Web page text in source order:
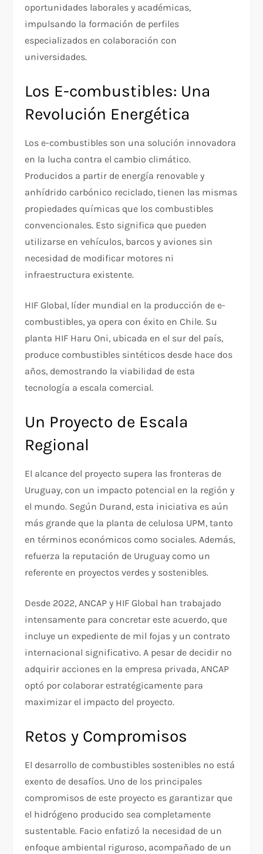
oportunidades laborales y académicas,
impulsando la formación de perfiles
especializados en colaboración con
universidades.
Los E-combustibles: Una
Revolución Energética
Los e-combustibles son una solución innovadora
en la lucha contra el cambio climático.
Producidos a partir de energía renovable y
anhídrido carbónico reciclado, tienen las mismas
propiedades químicas que los combustibles
convencionales. Esto significa que pueden
utilizarse en vehículos, barcos y aviones sin
necesidad de modificar motores ni
infraestructura existente.
HIF Global, líder mundial en la producción de e-
combustibles, ya opera con éxito en Chile. Su
planta HIF Haru Oni, ubicada en el sur del país,
produce combustibles sintéticos desde hace dos
años, demostrando la viabilidad de esta
tecnología a escala comercial.
Un Proyecto de Escala
Regional
El alcance del proyecto supera las fronteras de
Uruguay, con un impacto potencial en la región y
el mundo. Según Durand, esta iniciativa es aún
más grande que la planta de celulosa UPM, tanto
en términos económicos como sociales. Además,
refuerza la reputación de Uruguay como un
referente en proyectos verdes y sostenibles.
Desde 2022, ANCAP y HIF Global han trabajado
intensamente para concretar este acuerdo, que
incluye un expediente de mil fojas y un contrato
internacional significativo. A pesar de decidir no
adquirir acciones en la empresa privada, ANCAP
optó por colaborar estratégicamente para
maximizar el impacto del proyecto.
Retos y Compromisos
El desarrollo de combustibles sostenibles no está
exento de desafíos. Uno de los principales
compromisos de este proyecto es garantizar que
el hidrógeno producido sea completamente
sustentable. Facio enfatizó la necesidad de un
enfoque ambiental riguroso, acompañado de un